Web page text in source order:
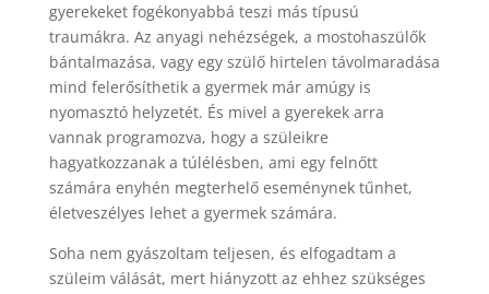
gyerekeket fogékonyabbá teszi más típusú
traumákra. Az anyagi nehézségek, a mostohaszülők
bántalmazása, vagy egy szülő hirtelen távolmaradása
mind felerősíthetik a gyermek már amúgy is
nyomasztó helyzetét. És mivel a gyerekek arra
vannak programozva, hogy a szüleikre
hagyatkozzanak a túlélésben, ami egy felnőtt
számára enyhén megterhelő eseménynek tűnhet,
életveszélyes lehet a gyermek számára.
Soha nem gyászoltam teljesen, és elfogadtam a
szüleim válását, mert hiányzott az ehhez szükséges